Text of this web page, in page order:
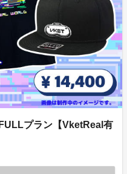
プラン【VketReal有